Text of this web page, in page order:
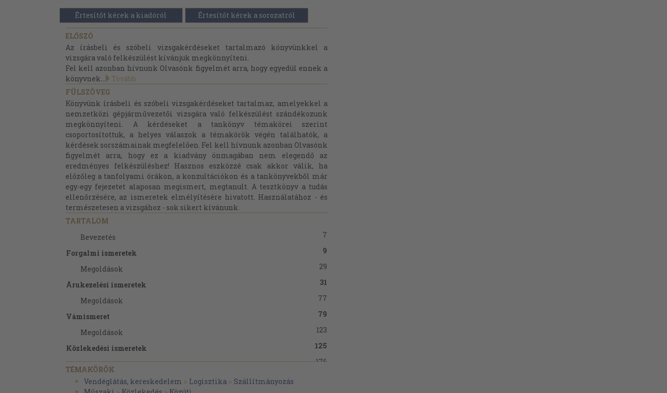
Értesítőt kérek a kiadóról Értesítőt kérek a sorozatról
ELŐSZÓ
Az írásbeli és szóbeli vizsgakérdéseket tartalmazó könyvünkkel a
vizsgára való felkészülést kívánjuk megkönnyíteni.
Fel kell azonban hívnunk Olvasónk figyelmét arra, hogy egyedül ennek a
könyvnek...
Tovább
FÜLSZÖVEG
Könyvünk írásbeli és szóbeli vizsgakérdéseket tartalmaz, amelyekkel a
nemzetközi gépjárművezetői vizsgára való felkészülést szándékozunk
megkönnyíteni. A kérdéseket a tankönyv témakörei szerint
csoportosítottuk, a helyes válaszok a témakörök végén találhatók, a
kérdések sorszámainak megfelelően. Fel kell hívnunk azonban Olvasónk
figyelmét arra, hogy ez a kiadvány önmagában nem elegendő az
eredményes felkészüléshez! Hasznos eszközzé csak akkor válik, ha
előzőleg a tanfolyami órákon, a konzultációkon és a tankönyvekből már
egy-egy fejezetet alaposan megismert, megtanult. A tesztkönyv a tudás
ellenőrzésére, az ismeretek elmélyítésére hivatott. Használatához - és
természetesen a vizsgához - sok sikert kívánunk.
TARTALOM
Bevezetés
7
Forgalmi ismeretek
9
Megoldások
29
Árukezelési ismeretek
31
Megoldások
77
Vámismeret
79
Megoldások
123
Közlekedési ismeretek
125
Megoldások
176
Hibaelhárítási és vezetéstechnikai ismeretek
TÉMAKÖRÖK
Vendéglátás, kereskedelem > Logisztika > Szállítmányozás